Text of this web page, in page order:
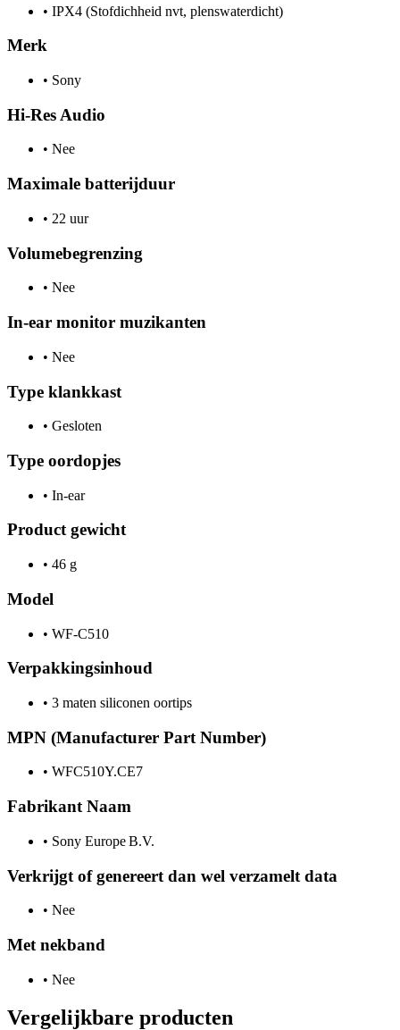
• IPX4 (Stofdichheid nvt, plenswaterdicht)
Merk
• Sony
Hi-Res Audio
• Nee
Maximale batterijduur
• 22 uur
Volumebegrenzing
• Nee
In-ear monitor muzikanten
• Nee
Type klankkast
• Gesloten
Type oordopjes
• In-ear
Product gewicht
• 46 g
Model
• WF-C510
Verpakkingsinhoud
• 3 maten siliconen oortips
MPN (Manufacturer Part Number)
• WFC510Y.CE7
Fabrikant Naam
• Sony Europe B.V.
Verkrijgt of genereert dan wel verzamelt data
• Nee
Met nekband
• Nee
Vergelijkbare producten